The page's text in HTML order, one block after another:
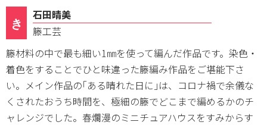
き
石田晴美
籐工芸
籐材料の中で最も細い1㎜を使って編んだ作品です。染色・
着色をすることでひと味違った籐編み作品をご堪能下さ
い。メイン作品の｢ある晴れた日に｣は、コロナ禍で余儀な
くされたおうち時間を、極細の籐でどこまで編めるかのチ
ャレンジでした。春爛漫のミニチュアハウスをすみからす